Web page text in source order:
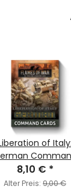
of Italy:
Cards
8,10 € *
Alter Preis: 9,00 €